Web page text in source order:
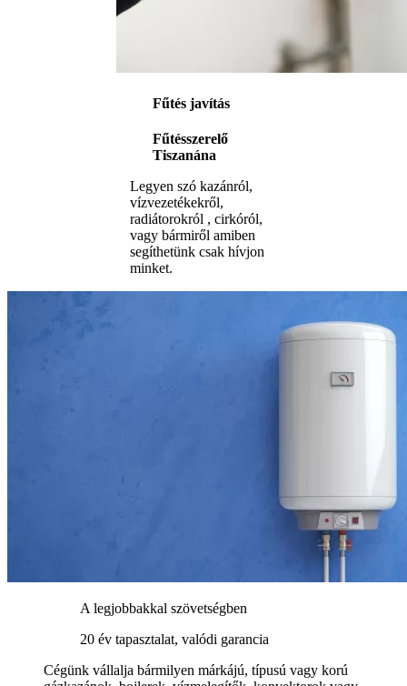
Fűtés javítás
Fűtésszerelő
Tiszanána
Legyen szó kazánról,
vízvezetékekről,
radiátorokról , cirkóról,
vagy bármiről amiben
segíthetünk csak hívjon
minket.
A legjobbakkal szövetségben
20 év tapasztalat, valódi garancia
Cégünk vállalja bármilyen márkájú, típusú vagy korú